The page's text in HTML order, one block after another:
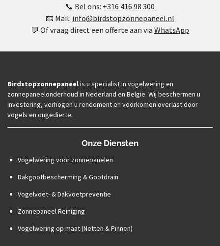
📞 Bel ons: +316 416 98 300
📧 Mail: info@birdstopzonnepaneel.nl
💬 Of vraag direct een offerte aan via WhatsApp
Birdstopzonnepaneelis u specialist in vogelwering en
zonnepaneelonderhoud in Nederland en België. Wij beschermen u
investering, verhogen u rendement en voorkomen overlast door
vogels en ongedierte.
Onze Diensten
Vogelwering voor zonnepanelen
Dakgootbescherming & Gootdrain
Vogelvoet- & Dakvoetpreventie
Zonnepaneel Reiniging
Vogelwering op maat (Netten & Pinnen)